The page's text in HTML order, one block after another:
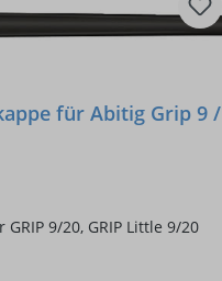
für Abitig Grip 9 /
9/20, GRIP Little 9/20